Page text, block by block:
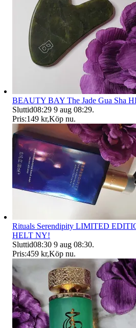
BEAUTY BAY The Jade Gua Sha
Sluttid08:29 9 aug 08:29.
Pris:149 kr,Köp nu.
Rituals Serendipity LIMITED
HELT NY!
Sluttid08:30 9 aug 08:30.
Pris:459 kr,Köp nu.